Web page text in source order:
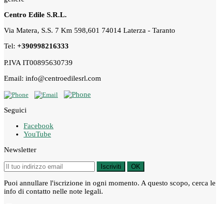
Centro Edile S.R.L.
Via Matera, S.S. 7 Km 598,601 74014 Laterza - Taranto
Tel: +390998216333
P.IVA IT00895630739
Email: info@centroedilesrl.com
Seguici
Facebook
YouTube
Newsletter
Iscriviti OK
Puoi annullare l'iscrizione in ogni momento. A questo scopo, cerca le
info di contatto nelle note legali.